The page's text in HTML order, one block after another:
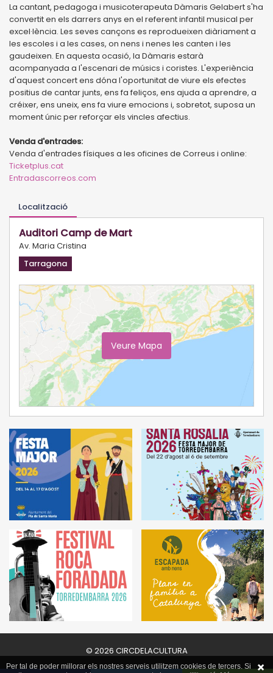
La cantant, pedagoga i musicoterapeuta Dàmaris Gelabert s'ha
convertit en els darrers anys en el referent infantil musical per
excel·lència. Les seves cançons es reprodueixen diàriament a
les escoles i a les cases, on nens i nenes les canten i les
gaudeixen. En aquesta ocasió, la Dàmaris estarà
acompanyada a l'escenari de músics i coristes. L'experiència
d'aquest concert ens dóna l'oportunitat de viure els efectes
positius de cantar junts, ens fa feliços, ens ajuda a aprendre, a
créixer, ens uneix, ens fa viure emocions i, sobretot, suposa un
moment únic per reforçar els vincles afectius.
Venda d'entrades:
Venda d'entrades físiques a les oficines de Correus i online:
Ticketplus.cat
Entradascorreos.com
Localització
Auditori Camp de Mart
Av. Maria Cristina
Tarragona
Veure Mapa
© 2026 CIRCDELACULTURA
Per tal de poder millorar els nostres serveis utilitzem cookies de tercers. Si